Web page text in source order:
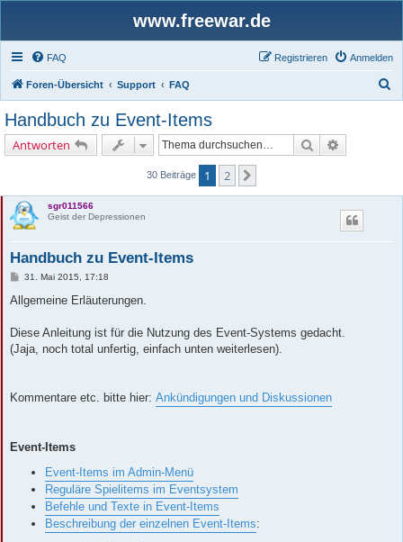
www.freewar.de
FAQ Anmelden
Registrieren
Foren-Übersicht Support FAQ
Handbuch zu Event-Items
Antworten Suche
30 Beiträge 1 2
sgr011566
Geist der Depressionen
Handbuch zu Event-Items
B
i
a
31. Mai 2015, 17:18
Allgemeine Erläuterungen.
Diese Anleitung ist für die Nutzung des Event-Systems gedacht.
(Jaja, noch total unfertig, einfach unten weiterlesen).
Kommentare etc. bitte hier: Ankündigungen und Diskussionen
Event-Items
Event-Items im Admin-Menü
Reguläre Spielitems im Eventsystem
Befehle und Texte in Event-Items
Beschreibung der einzelnen Event-Items: